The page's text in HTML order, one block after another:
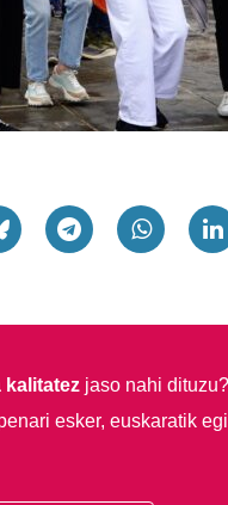
kalitatezjaso nahi dituzu?
esker, euskaratik